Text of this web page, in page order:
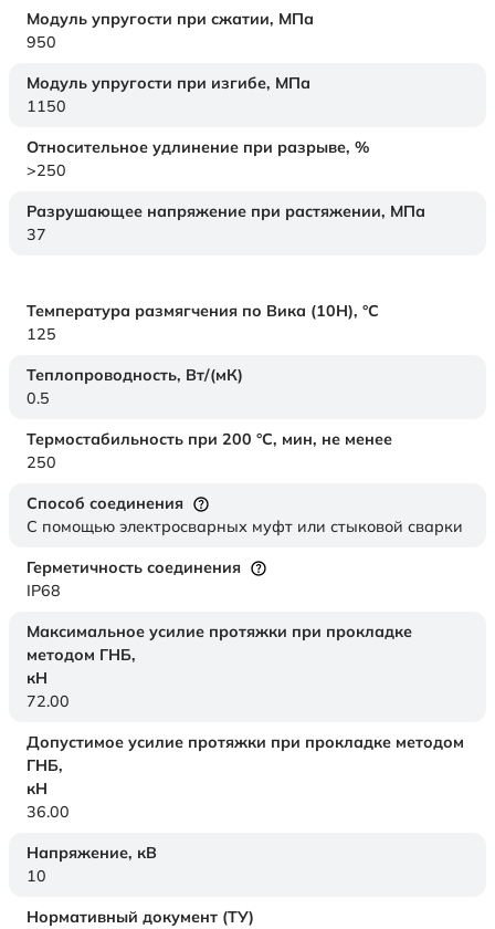
Модуль упругости при сжатии, МПа
950
Модуль упругости при изгибе, МПа
1150
Относительное удлинение при разрыве, %
>250
Разрушающее напряжение при растяжении, МПа
37
Температура размягчения по Вика (10Н), °C
125
Теплопроводность, Вт/(мК)
0.5
Термостабильность при 200 °С, мин, не менее
250
Способ соединения
С помощью электросварных муфт или стыковой сварки
Герметичность соединения
IP68
Максимальное усилие протяжки при прокладке
методом ГНБ,
кН
72.00
Допустимое усилие протяжки при прокладке методом
ГНБ,
кН
36.00
Напряжение, кВ
10
Нормативный документ (ТУ)